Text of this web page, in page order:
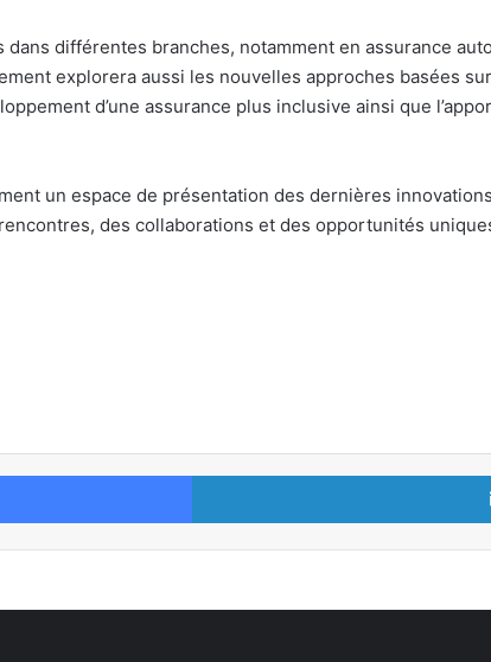
différentes branches, notamment en assurance
explorera aussi les nouvelles approches basées
d’une assurance plus inclusive ainsi que
un espace de présentation des dernières
rencontres, des collaborations et des opportunités
Facebook